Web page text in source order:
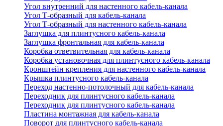
Угол внутренний для настенного кабель-канала
Угол Т-образный для кабель-канала
Угол Т-образный для настенного кабель-канала
Заглушка для плинтусного кабель-канала
Заглушка фронтальная для кабель-канала
Коробка ответвительная для кабель-канала
Коробка установочная для плинтусного кабель-канала
Кронштейн крепления для настенного кабель-канала
Крышка плинтусного кабель-канала
Переход настенно-потолочный для кабель-канала
Переходник для плинтусного кабель-канала
Переходник для плинтусного кабель-канала
Пластина монтажная для кабель-канала
Поворот для плинтусного кабель-канала